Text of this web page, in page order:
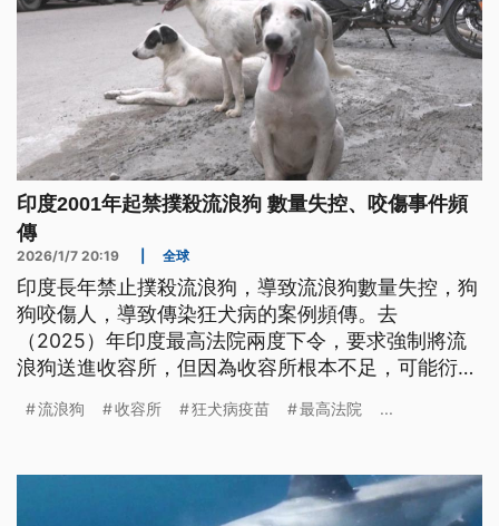
印度2001年起禁撲殺流浪狗 數量失控、咬傷事件頻
傳
2026/1/7 20:19 全球
印度長年禁止撲殺流浪狗，導致流浪狗數量失控，狗
狗咬傷人，導致傳染狂犬病的案例頻傳。去
（2025）年印度最高法院兩度下令，要求強制將流
浪狗送進收容所，但因為收容所根本不足，可能衍生
處理流浪狗，仍是個傷腦筋的問題。
流浪狗 收容所 狂犬病疫苗 最高法院 ...